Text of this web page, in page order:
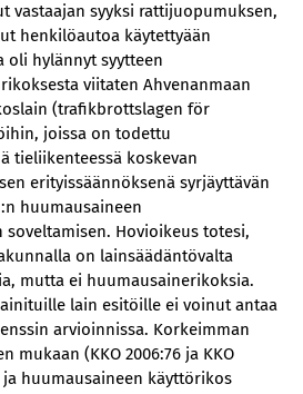
vastaajan syyksi rattijuopumuksen,
henkilöautoa käytettyään
oli hylännyt syytteen
viitaten Ahvenanmaan
(trafikbrottslagen för
joissa on todettu
tieliikenteessä koskevan
erityissäännöksenä syrjäyttävän
huumausaineen
Hovioikeus totesi,
on lainsäädäntövalta
mutta ei huumausainerikoksia.
lain esitöille ei voinut antaa
arvioinnissa. Korkeimman
mukaan (KKO 2006:76 ja KKO
huumausaineen käyttörikos